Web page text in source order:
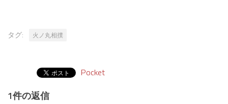
タグ: 火ノ丸相撲
Pocket
1件の返信